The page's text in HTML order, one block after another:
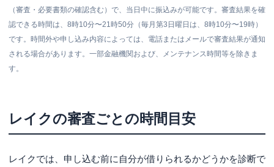
（審査・必要書類の確認含む）で、当日中に振込みが可能です。審査結果を確
認できる時間は、8時10分〜21時50分（毎月第3日曜日は、8時10分〜19時）
です。時間外や申し込み内容によっては、電話またはメールで審査結果が通知
される場合があります。一部金融機関および、メンテナンス時間等を除きま
す。
レイクの審査ごとの時間目安
レイクでは、申し込む前に自分が借りられるかどうかを診断で